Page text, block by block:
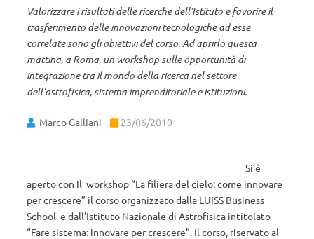
Valorizzare i risultati delle ricerche dell’Istituto e favorire il
trasferimento delle innovazioni tecnologiche ad esse
correlate sono gli obiettivi del corso. Ad aprirlo questa
mattina, a Roma, un workshop sulle opportunità di
integrazione tra il mondo della ricerca nel settore
dell’astrofisica, sistema imprenditoriale e istituzioni.
Marco Galliani 23/06/2010
Si è
aperto con Il workshop “La filiera del cielo: come innovare
per crescere” il corso organizzato dalla LUISS Business
School e dall’Istituto Nazionale di Astrofisica intitolato
“Fare sistema: innovare per crescere”. Il corso, riservato al